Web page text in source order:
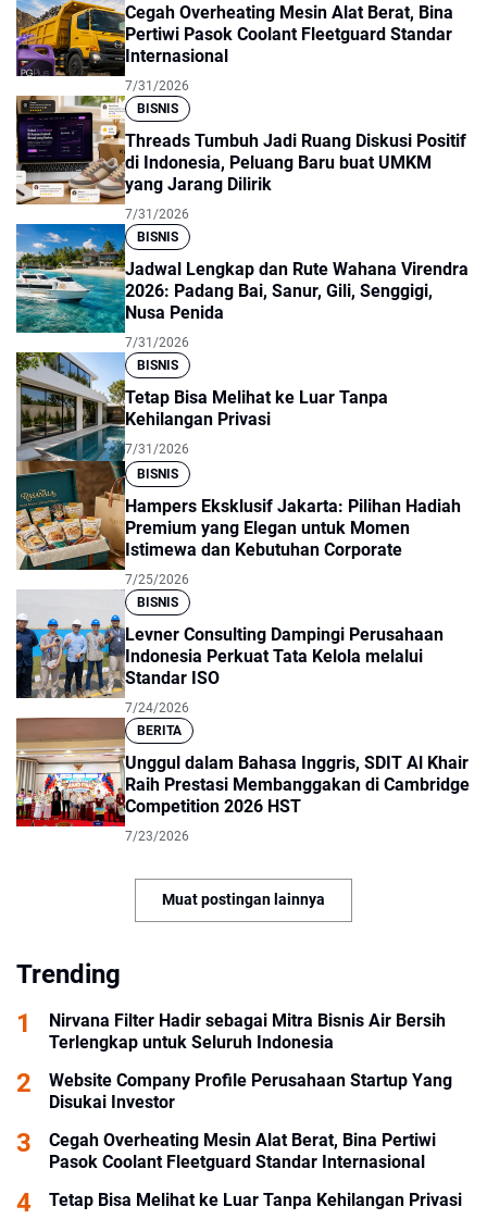
Cegah Overheating Mesin Alat Berat, Bina
Pertiwi Pasok Coolant Fleetguard Standar
Internasional
7/31/2026
BISNIS
Threads Tumbuh Jadi Ruang Diskusi Positif
di Indonesia, Peluang Baru buat UMKM
yang Jarang Dilirik
7/31/2026
BISNIS
Jadwal Lengkap dan Rute Wahana Virendra
2026: Padang Bai, Sanur, Gili, Senggigi,
Nusa Penida
7/31/2026
BISNIS
Tetap Bisa Melihat ke Luar Tanpa
Kehilangan Privasi
7/31/2026
BISNIS
Hampers Eksklusif Jakarta: Pilihan Hadiah
Premium yang Elegan untuk Momen
Istimewa dan Kebutuhan Corporate
7/25/2026
BISNIS
Levner Consulting Dampingi Perusahaan
Indonesia Perkuat Tata Kelola melalui
Standar ISO
7/24/2026
BERITA
Unggul dalam Bahasa Inggris, SDIT Al Khair
Raih Prestasi Membanggakan di Cambridge
Competition 2026 HST
7/23/2026
Muat postingan lainnya
Trending
Nirvana Filter Hadir sebagai Mitra Bisnis Air Bersih
Terlengkap untuk Seluruh Indonesia
Website Company Profile Perusahaan Startup Yang
Disukai Investor
Cegah Overheating Mesin Alat Berat, Bina Pertiwi
Pasok Coolant Fleetguard Standar Internasional
Tetap Bisa Melihat ke Luar Tanpa Kehilangan Privasi